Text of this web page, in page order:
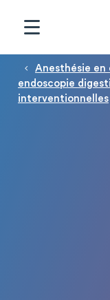
Fil d'Ariane
Anesthésie en
endoscopie
interventionnelles
Panneau de